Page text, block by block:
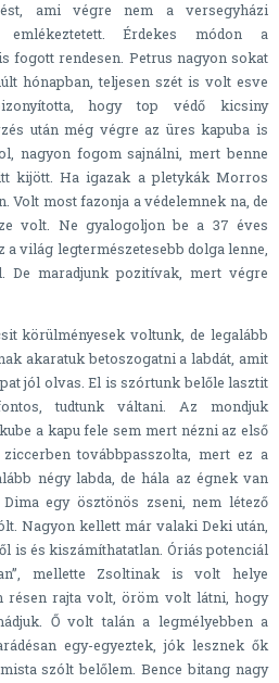
ami végre nem a versegyházi
emlékeztetett. Érdekes módon a
fogott rendesen. Petrus nagyon sokat
hónapban, teljesen szét is volt esve
hogy top védő kicsiny
után még végre az üres kapuba is
nagyon fogom sajnálni, mert benne
kijött. Ha igazak a pletykák Morros
Volt most fazonja a védelemnek na, de
volt. Ne gyalogoljon be a 37 éves
világ legtermészetesebb dolga lenne,
De maradjunk pozitívak, mert végre
körülményesek voltunk, de legalább
akaratuk betoszogatni a labdát, amit
jól olvas. El is szórtunk belőle lasztit
tudtunk váltani. Az mondjuk
a kapu fele sem mert nézni az első
továbbpasszolta, mert ez a
négy labda, de hála az égnek van
egy ösztönös zseni, nem létező
Nagyon kellett már valaki Deki után,
is és kiszámíthatatlan. Óriás potenciál
mellette Zsoltinak is volt helye
résen rajta volt, öröm volt látni, hogy
Ő volt talán a legmélyebben a
egy-egyeztek, jók lesznek ők
szólt belőlem. Bence bitang nagy